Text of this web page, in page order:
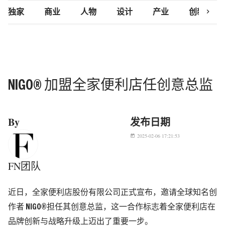
独家 商业 人物 设计 产业 创新研究
chevron_right
NIGO®︎ 加盟全家便利店任创意总监
By
FN团队
发布日期
today 2025-02-06 17:21:53
近日，全家便利店股份有限公司正式宣布，邀请全球知名创
作者 NIGO®︎担任其创意总监，这一合作标志着全家便利店在
品牌创新与战略升级上迈出了重要一步。